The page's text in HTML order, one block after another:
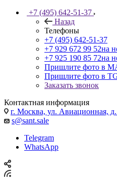
+7 (495) 642-51-37
Назад
Телефоны
+7 (495) 642-51-37
+7 929 672 99 52на
+7 925 190 85 72на
Пришлите фото в
Пришлите фото в
Заказать звонок
Контактная информация
г. Москва, ул. Авиационная,
s@sant.sale
Telegram
WhatsApp